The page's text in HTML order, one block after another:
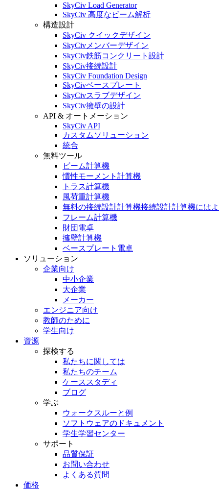
SkyCiv Load Generator
SkyCiv 高度なビーム解析
構造設計
SkyCiv クイックデザイン
SkyCivメンバーデザイン
SkyCiv鉄筋コンクリート設計
SkyCiv接続設計
SkyCiv Foundation Design
SkyCivベースプレート
SkyCivスラブデザイン
SkyCiv擁壁の設計
API & オートメーション
SkyCiv API
カスタムソリューション
統合
無料ツール
ビーム計算機
慣性モーメント計算機
トラス計算機
風荷重計算機
無料の接続設計計算機接続設計計算機には
フレーム計算機
財団電卓
擁壁計算機
ベースプレート電卓
ソリューション
企業向け
中小企業
大企業
メーカー
エンジニア向け
教師のために
学生向け
資源
探検する
私たちに関しては
私たちのチーム
ケーススタディ
ブログ
学ぶ
ウォークスルーと例
ソフトウェアのドキュメント
学生学習センター
サポート
品質保証
お問い合わせ
よくある質問
価格